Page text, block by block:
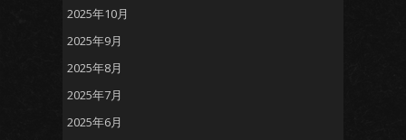
2025年10月
2025年9月
2025年8月
2025年7月
2025年6月